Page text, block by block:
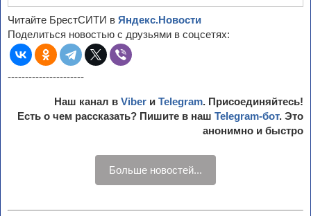
Читайте БрестСИТИ в Яндекс.Новости
Поделиться новостью с друзьями в соцсетях:
----------------------
Наш канал в Viber и Telegram. Присоединяйтесь!
Есть о чем рассказать? Пишите в наш Telegram-бот. Это
анонимно и быстро
Больше новостей...